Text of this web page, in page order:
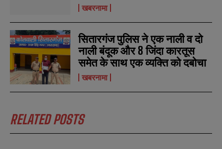
i
l
*
N
u
m
b
e
r
s
SUBMIT
i
l
*
N
u
m
b
e
r
s
SUBMIT
खबरनामा
सितारगंज पुलिस ने एक नाली व दो
नाली बंदूक और 8 जिंदा कारतूस
समेत के साथ एक व्यक्ति को दबोचा
खबरनामा
RELATED POSTS